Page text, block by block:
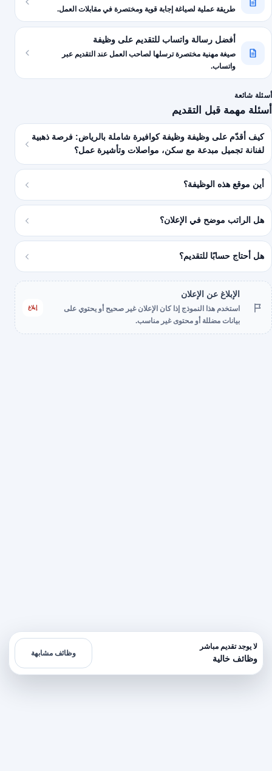
طريقة عملية لصياغة إجابة قوية ومختصرة في مقابلات العمل.
أفضل رسالة واتساب للتقديم على وظيفة
صيغة مهنية مختصرة ترسلها لصاحب العمل عند التقديم عبر
واتساب.
أسئلة شائعة
أسئلة مهمة قبل التقديم
كيف أقدّم على وظيفة وظيفة كوافيرة شاملة بالرياض: فرصة ذهبية
لفنانة تجميل مبدعة مع سكن، مواصلات وتأشيرة عمل؟
أين موقع هذه الوظيفة؟
هل الراتب موضح في الإعلان؟
هل أحتاج حسابًا للتقديم؟
الإبلاغ عن الإعلان
استخدم هذا النموذج إذا كان الإعلان غير صحيح أو يحتوي على
بيانات مضللة أو محتوى غير مناسب.
إبلاغ
لا يوجد تقديم مباشر
وظائف خالية
وظائف مشابهة